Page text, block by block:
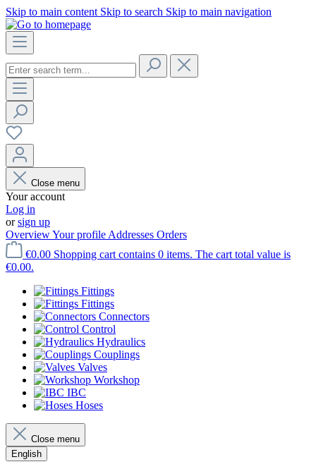
Skip to main content Skip to search Skip to main navigation
Close menu
Your account
Log in
orsign up
OverviewYour profile Addresses Orders
€0.00 Shopping cart contains 0 items. The cart total value is
€0.00.
Fittings
Fittings
Connectors
Control
Hydraulics
Couplings
Valves
Workshop
IBC
Hoses
Close menu
English